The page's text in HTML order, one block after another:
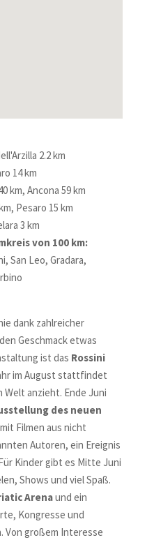
2.2 km
14 km
km, Ancona 59 km
Pesaro 15 km
3 km
von 100 km:
San Leo, Gradara,
dank zahlreicher
Geschmack etwas
ist das Rossini
im August stattfindet
Welt anzieht. Ende Juni
des neuen
Filmen aus nicht
Autoren, ein Ereignis
Kinder gibt es Mitte Juni
Shows und viel Spaß.
Arenaund ein
Kongresse und
Von großem Interesse